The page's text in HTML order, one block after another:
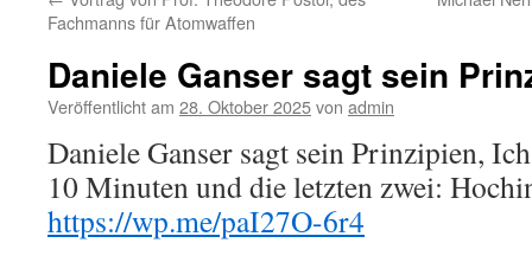
Fachmanns für Atomwaffen
Daniele Ganser sagt sein
Veröffentlicht am 28. Oktober 2025von admin
Daniele Ganser sagt sein Prinzipien,
10 Minuten und die letzten zwei:
https://wp.me/paI27O-6r4